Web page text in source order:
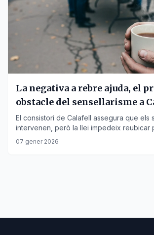
La negativa a rebre ajuda, el
obstacle del sensellarisme a
El consistori de Calafell assegura que els
intervenen, però la llei impedeix reubicar
el seu consentiment.
07 gener 2026